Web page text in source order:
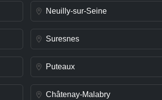
Neuilly-sur-Seine
Suresnes
Puteaux
Châtenay-Malabry